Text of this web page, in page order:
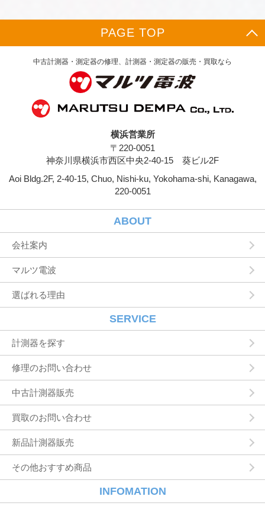
下，｢提携先｣といいます。）などから収集する
ことがあります。
当社は，ユーザーについて，利用したサービス
やソフトウエア，購入した商品，閲覧したペー
ジや広告の履歴，検索した検索キーワード，利
用日時，利用方法，利用環境（携帯端末を通じ
てご利用の場合の当該端末の通信状態，利用に
際しての各種設定情報なども含みます），IPア
識別情報などの履歴情報および特性情報を，ユ
ーザーが当社や提携先のサービスを利用しまた
はページを閲覧する際に収集します。
第３条（個人情報を収集・利用する目的）
当社が個人情報を収集・利用する目的は，以下
ユーザーに自分の登録情報の閲覧や修正，利用
状況の閲覧を行っていただくために，氏名，住
の代金などに関する情報を表示する目的
アドレスを利用する場合やユーザーに商品を送
名や住所などの連絡先情報を利用する目的
ユーザーの本人確認を行うために，氏名，生年
月日，住所，電話番号，銀行口座番号，クレジ
商品名や数量，利用されたサービスの種類や期
情報などを利用する目的
ユーザーが簡便にデータを入力できるようにす
るために，当社に登録されている情報を入力画
含みます）に転送したりする目的
代金の支払を遅滞したり第三者に損害を発生さ
せたりするなど，本サービスの利用規約に違反
したユーザーや，不正・不当な目的でサービス
PAGE TOP
中古計測器・測定器の修理、計測器・測定器の販売・買取なら
横浜営業所
〒220-0051
神奈川県横浜市西区中央2-40-15 葵ビル2F
Aoi Bldg.2F, 2-40-15, Chuo, Nishi-ku, Yokohama-shi, Kanagawa,
220-0051
ABOUT
会社案内
マルツ電波
選ばれる理由
SERVICE
計測器を探す
修理のお問い合わせ
中古計測器販売
買取のお問い合わせ
新品計測器販売
その他おすすめ商品
INFOMATION